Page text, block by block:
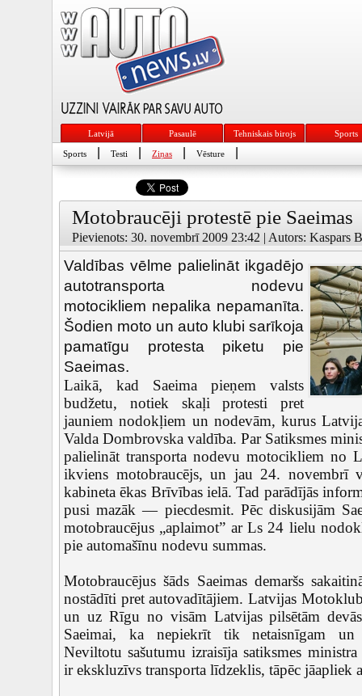
Latvijā Pasaulē Tehniskais birojs Sports
Sports Testi Ziņas Vēsture
Motobraucēji protestē pie Saeimas
Pievienots: 30. novembrī 2009 23:42 | Autors: Kaspars
Valdības vēlme palielināt ikgadējo
autotransporta nodevu
motocikliem nepalika nepamanīta.
Šodien moto un auto klubi sarīkoja
pamatīgu protesta piketu pie
Saeimas.
Laikā, kad Saeima pieņem valsts
budžetu, notiek skaļi protesti pret
jauniem nodokļiem un nodevām, kurus
Valda Dombrovska valdība. Par Satiksmes
palielināt transporta nodevu motocikliem no
ikviens motobraucējs, un jau 24. novembrī
kabineta ēkas Brīvības ielā. Tad parādījās
pusi mazāk — piecdesmit. Pēc diskusijām
motobraucējus „aplaimot” ar Ls 24 lielu
pie automašīnu nodevu summas.
Motobraucējus šāds Saeimas demaršs
nostādīti pret autovadītājiem. Latvijas
un uz Rīgu no visām Latvijas pilsētām
Saeimai, ka nepiekrīt tik netaisnīgam un
Neviltotu sašutumu izraisīja satiksmes
ir ekskluzīvs transporta līdzeklis, tāpēc jāapliek